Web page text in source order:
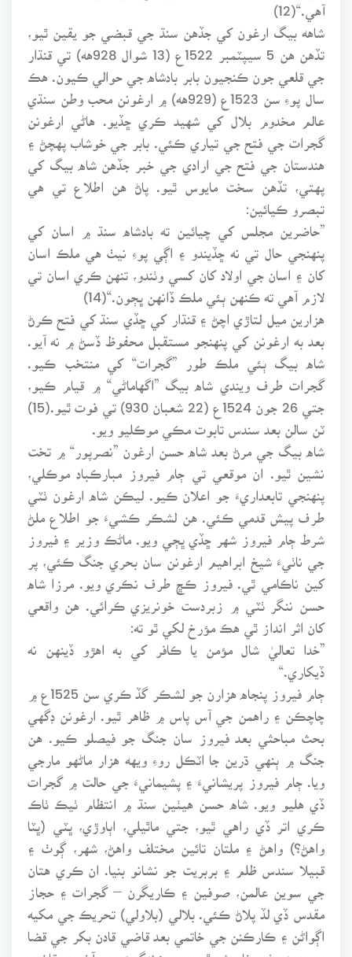
آهي.“(12)
شاهه بيگ ارغون کي جڏهن سنڌ جي قبضي جو يقين ٿيو،
تڏهن هن 5 سيپٽمبر 1522ع (13 شوال 928هه) تي قنڌار
جي قلعي جون ڪنجيون بابر بادشاه جي حوالي ڪيون. هڪ
سال پوءِ سن 1523ع (929هه) ۾ ارغونن محب وطن سنڌي
عالم مخدوم بلال کي شهيد ڪري ڇڏيو. هاڻي ارغونن
گجرات جي فتح جي تياري ڪئي. بابر جي خوشاب پهچڻ ۽
هندستان جي فتح جي ارادي جي خبر جڏهن شاه بيگ کي
پهتي، تڏهن سخت مايوس ٿيو. پاڻ هن اطلاع تي هي
تبصرو ڪيائين:
”حاضرين مجلس کي چيائين ته بادشاه سنڌ ۾ اسان کي
پنهنجي حال تي نه ڇڏيندو ۽ اڳي پوءِ نيٺ هي ملڪ اسان
کان ۽ اسان جي اولاد کان کسي وٺندو، تنهن ڪري اسان تي
لازم آهي ته ڪنهن ٻئي ملڪ ڏانهن ڀڄون.“(14)
هزارين ميل لتاڙي اچڻ ۽ قنڌار کي ڇڏي سنڌ کي فتح ڪرڻ
بعد به ارغونن کي پنهنجو مستقبل محفوظ ڏسڻ ۾ نه آيو.
شاه بيگ ٻئي ملڪ طور ”گجرات“ کي منتخب ڪيو.
گجرات طرف ويندي شاه بيگ ”اگهاماڻي“ ۾ قيام ڪيو،
جتي 26 جون 1524ع (22 شعبان 930) تي فوت ٿيو.(15)
ٽن سالن بعد سندس تابوت مڪي موڪليو ويو.
شاه بيگ جي مرڻ بعد شاه حسن ارغون ”نصرپور“ ۾ تخت
نشين ٿيو. ان موقعي تي ڄام فيروز مبارڪباد موڪلي،
پنهنجي تابعداريءَ جو اعلان ڪيو. ليڪن شاه ارغون ٺٽي
طرف پيش قدمي ڪئي. هن لشڪر ڪشيءَ جو اطلاع ملڻ
شرط ڄام فيروز شهر ڇڏي ڀڄي ويو. ماڻڪ وزير ۽ فيروز
جي ناٺيءَ شيخ ابراهيم ارغونن سان بحري جنگ ڪئي، پر
کين ناڪامي ٿي. فيروز ڪڇ طرف نڪري ويو. مرزا شاه
حسن ننگر ٺٽي ۾ زبردست خونريزي ڪرائي. هن واقعي
کان اثر انداز ٿي هڪ مؤرخ لکي ٿو ته:
”خدا تعاليٰ شال مؤمن يا ڪافر کي به اهڙو ڏينهن نه
ڏيکاري.“
چاچڪن ۽ راهمن جي آس پاس ۾ ظاهر ٿيو. ارغونن ڊگهي
بحث مباحثي بعد فيروز سان جنگ جو فيصلو ڪيو. هن
جنگ ۾ ٻنهي ڌرين جا اٽڪل روءِ ويهه هزار ماڻهو مارجي
ويا. ڄام فيروز پريشانيءَ ۽ پشيمانيءَ جي حالت ۾ گجرات
ڏي هليو ويو. شاه حسن هيٺين سنڌ ۾ انتظام ٺيڪ ٺاڪ
ڪري اتر ڏي راهي ٿيو، جتي ماٿيلي، اٻاوڙي، ڀٽي (ڀٽا
واهڻ؟) واهڻ ۽ ملتان تائين مختلف واهڻ، شهر، ڳوٺ ۽
قبيلا سندس ظلم ۽ بربريت جو نشانو بنيا. ان ڪري هتان
جي سوين عالمن، صوفين ۽ ڪاريگرن – گجرات ۽ حجاز
مقدس ڏي لڏ پلاڻ ڪئي. بلالي (بلاولي) تحريڪ جي مکيه
اڳواڻن ۽ ڪارڪنن جي خاتمي بعد قاضي قادن بکر جي قضا
جو عهد وٺي خاموش ٿي ويو. زندگيءَ جي آخر ۾ قاضي